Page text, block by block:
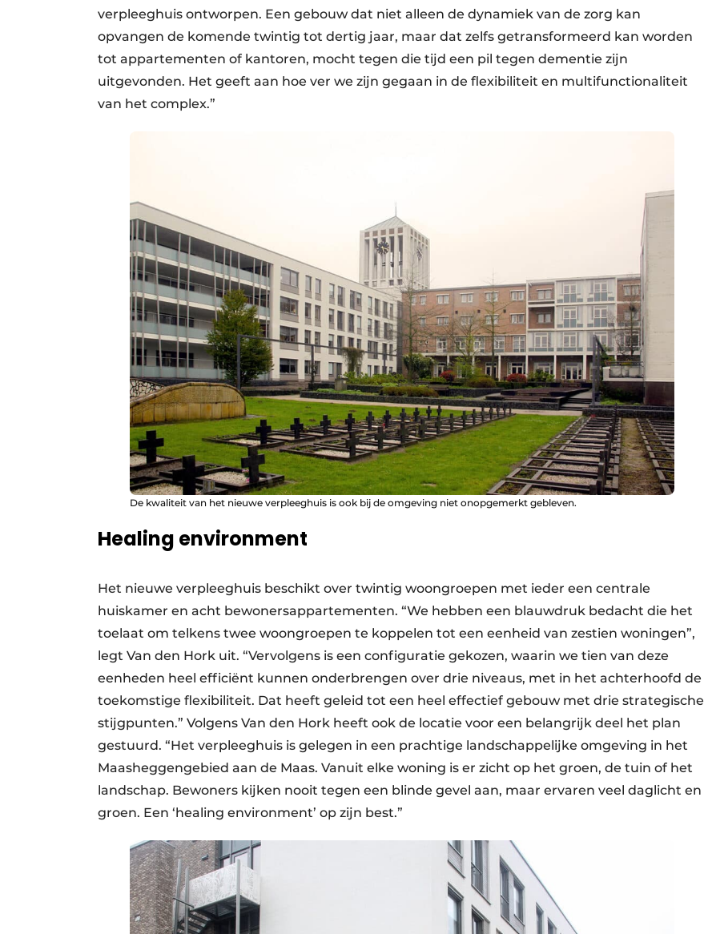
verpleeghuis ontworpen. Een gebouw dat niet alleen de dynamiek van de zorg kan
opvangen de komende twintig tot dertig jaar, maar dat zelfs getransformeerd kan worden
tot appartementen of kantoren, mocht tegen die tijd een pil tegen dementie zijn
uitgevonden. Het geeft aan hoe ver we zijn gegaan in de flexibiliteit en multifunctionaliteit
van het complex.”
De kwaliteit van het nieuwe verpleeghuis is ook bij de omgeving niet onopgemerkt gebleven.
Healing environment
Het nieuwe verpleeghuis beschikt over twintig woongroepen met ieder een centrale
huiskamer en acht bewonersappartementen. “We hebben een blauwdruk bedacht die het
toelaat om telkens twee woongroepen te koppelen tot een eenheid van zestien woningen”,
legt Van den Hork uit. “Vervolgens is een configuratie gekozen, waarin we tien van deze
eenheden heel efficiënt kunnen onderbrengen over drie niveaus, met in het achterhoofd de
toekomstige flexibiliteit. Dat heeft geleid tot een heel effectief gebouw met drie strategische
stijgpunten.” Volgens Van den Hork heeft ook de locatie voor een belangrijk deel het plan
gestuurd. “Het verpleeghuis is gelegen in een prachtige landschappelijke omgeving in het
Maasheggengebied aan de Maas. Vanuit elke woning is er zicht op het groen, de tuin of het
landschap. Bewoners kijken nooit tegen een blinde gevel aan, maar ervaren veel daglicht en
groen. Een ‘healing environment’ op zijn best.”